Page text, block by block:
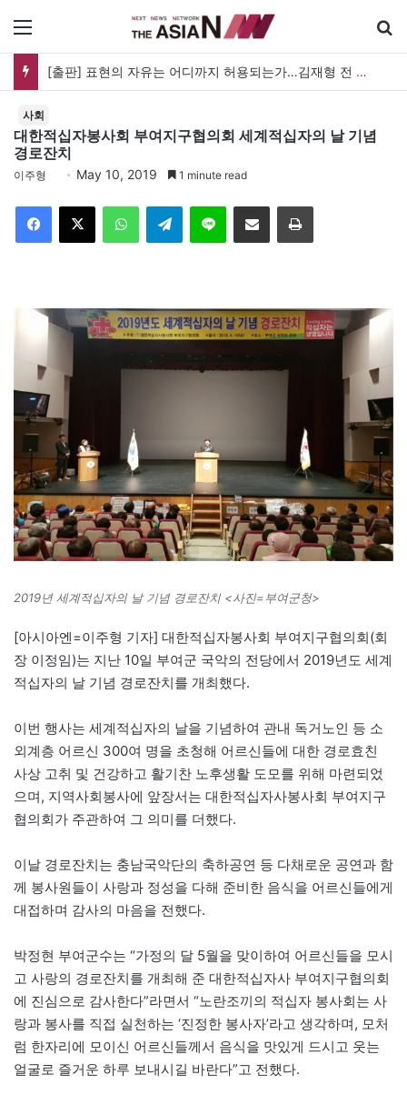
[출판] 표현의 자유는 어디까지 허용되는가…김재형 전 대법관 ‘언론과 인격권’
사회
대한적십자봉사회 부여지구협의회 세계적십자의 날 기념
경로잔치
이주형 May 10, 2019 1 minute read
Telegram 이메일
2019년 세계적십자의 날 기념 경로잔치 <사진=부여군청>
[아시아엔=이주형 기자] 대한적십자봉사회 부여지구협의회(회
장 이정임)는 지난 10일 부여군 국악의 전당에서 2019년도 세계
적십자의 날 기념 경로잔치를 개최했다.
이번 행사는 세계적십자의 날을 기념하여 관내 독거노인 등 소
외계층 어르신 300여 명을 초청해 어르신들에 대한 경로효친
사상 고취 및 건강하고 활기찬 노후생활 도모를 위해 마련되었
으며, 지역사회봉사에 앞장서는 대한적십자사봉사회 부여지구
협의회가 주관하여 그 의미를 더했다.
이날 경로잔치는 충남국악단의 축하공연 등 다채로운 공연과 함
께 봉사원들이 사랑과 정성을 다해 준비한 음식을 어르신들에게
대접하며 감사의 마음을 전했다.
박정현 부여군수는 “가정의 달 5월을 맞이하여 어르신들을 모시
고 사랑의 경로잔치를 개최해 준 대한적십자사 부여지구협의회
에 진심으로 감사한다”라면서 “노란조끼의 적십자 봉사회는 사
랑과 봉사를 직접 실천하는 ‘진정한 봉사자’라고 생각하며, 모처
럼 한자리에 모이신 어르신들께서 음식을 맛있게 드시고 웃는
얼굴로 즐거운 하루 보내시길 바란다”고 전했다.